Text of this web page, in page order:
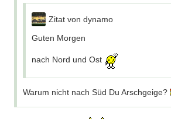
Zitat von dynamo
Guten Morgen
nach Nord und Ost
Warum nicht nach Süd Du Arschgeige?